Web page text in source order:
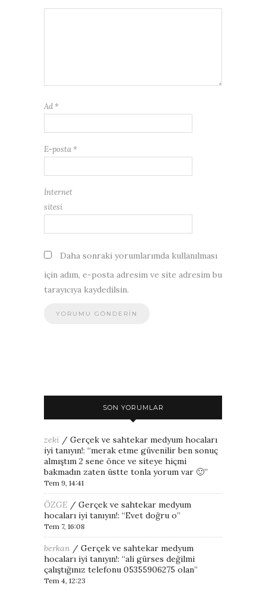
Ad *
E-posta *
İnternet
sitesi
Daha sonraki yorumlarımda kullanılması
için adım, e-posta adresim ve site adresim bu
tarayıcıya kaydedilsin.
SON YORUMLAR
zeki / Gerçek ve sahtekar medyum hocaları
iyi tanıyın!: “merak etme güvenilir ben sonuç
almıştım 2 sene önce ve siteye hiçmi
bakmadın zaten üstte tonla yorum var 🙂”
Tem 9, 14:41
ÖZGE / Gerçek ve sahtekar medyum
hocaları iyi tanıyın!: “Evet doğru o”
Tem 7, 16:08
berkan / Gerçek ve sahtekar medyum
hocaları iyi tanıyın!: “ali gürses değilmi
çalıştığınız telefonu 05355906275 olan”
Tem 4, 12:23